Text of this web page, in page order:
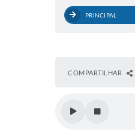
PRINCIPAL
COMPARTILHAR